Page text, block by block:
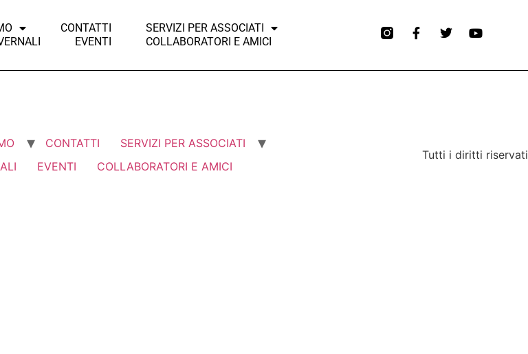
CONTATTI
SERVIZI PER ASSOCIATI
EVENTI COLLABORATORI E AMICI
CONTATTI
SERVIZI PER ASSOCIATI
EVENTI COLLABORATORI E AMICI
Tutti i diritti riservati